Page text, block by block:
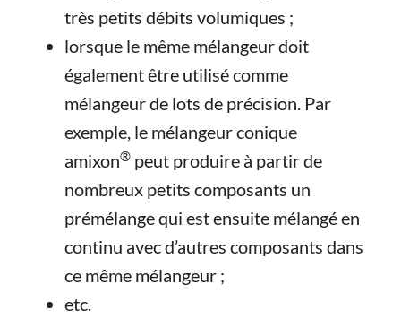
très petits débits volumiques ;
lorsque le même mélangeur doit
également être utilisé comme
mélangeur de lots de précision. Par
exemple, le mélangeur conique
amixon® peut produire à partir de
nombreux petits composants un
prémélange qui est ensuite mélangé en
continu avec d’autres composants dans
ce même mélangeur ;
etc.